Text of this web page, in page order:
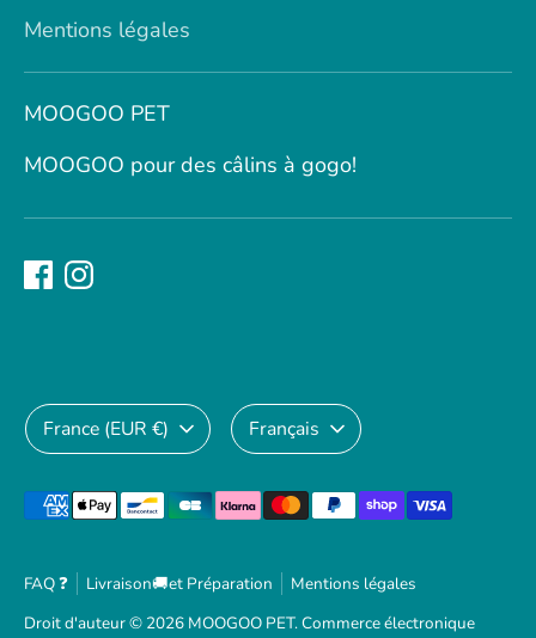
Mentions légales
MOOGOO PET
MOOGOO pour des câlins à gogo!
FAQ ❓ Livraison🚚et Préparation
Mentions légales
Droit d'auteur © 2026 MOOGOO PET.Commerce électronique
Devise
France (EUR €) Langue
Français
Méthodes
paiement